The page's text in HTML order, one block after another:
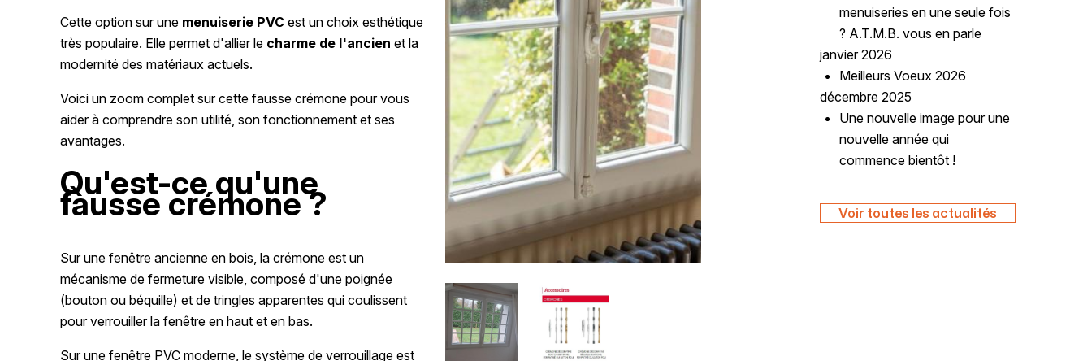
Cette option sur une menuiserie PVC est un choix esthétique
très populaire. Elle permet d'allier le charme de l'ancien et la
modernité des matériaux actuels.
Voici un zoom complet sur cette fausse crémone pour vous
aider à comprendre son utilité, son fonctionnement et ses
avantages.
Qu'est-ce qu'une
fausse crémone ?
Sur une fenêtre ancienne en bois, la crémone est un
mécanisme de fermeture visible, composé d'une poignée
(bouton ou béquille) et de tringles apparentes qui coulissent
pour verrouiller la fenêtre en haut et en bas.
Sur une fenêtre PVC moderne, le système de verrouillage est
menuiseries en une seule fois
? A.T.M.B. vous en parle
janvier 2026
Meilleurs Voeux 2026
décembre 2025
Une nouvelle image pour une
nouvelle année qui
commence bientôt !
Voir toutes les actualités